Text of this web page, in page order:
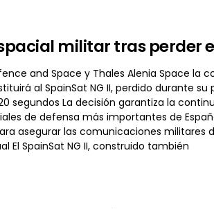
militar tras perder
and Space y Thales Alenia Space la
al SpainSat NG II, perdido durante
segundos La decisión garantiza la
de defensa más importantes de
asegurar las comunicaciones militares
El SpainSat NG II, construido también